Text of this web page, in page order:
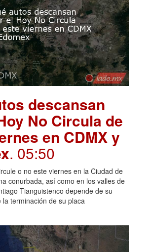
descansan
No Circula de
en CDMX y
. 05:50
o no este viernes en la Ciudad de
conurbada, así como en los valles de
Tianguistenco depende de su
la terminación de su placa